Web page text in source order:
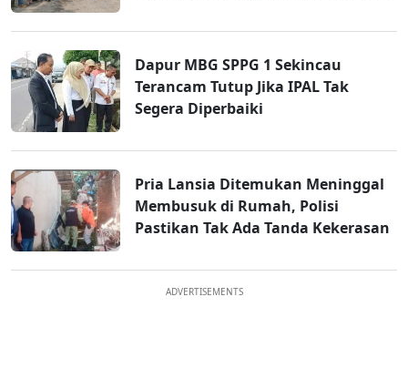
Dapur MBG SPPG 1 Sekincau
Terancam Tutup Jika IPAL Tak
Segera Diperbaiki
Pria Lansia Ditemukan Meninggal
Membusuk di Rumah, Polisi
Pastikan Tak Ada Tanda Kekerasan
ADVERTISEMENTS